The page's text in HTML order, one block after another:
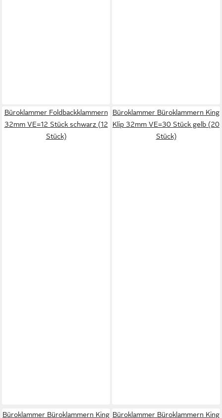
Büroklammer Foldbackklammern
32mm VE=12 Stück schwarz (12
Stück)
Büroklammer Büroklammern King
Klip 32mm VE=30 Stück gelb (20
Stück)
Büroklammer Büroklammern King Büroklammer Büroklammern King